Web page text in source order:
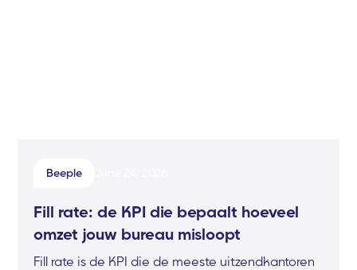
Beeple
Fill rate: de KPI die bepaalt hoeveel
omzet jouw bureau misloopt
Fill rate is de KPI die de meeste uitzendkantoren